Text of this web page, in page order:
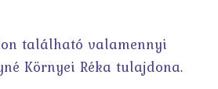
található valamennyi
Környei Réka tulajdona.